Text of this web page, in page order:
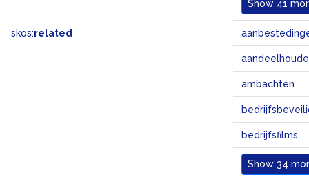
Show 41
skos:related
ambachten
bedrijfsfilms
Show 34